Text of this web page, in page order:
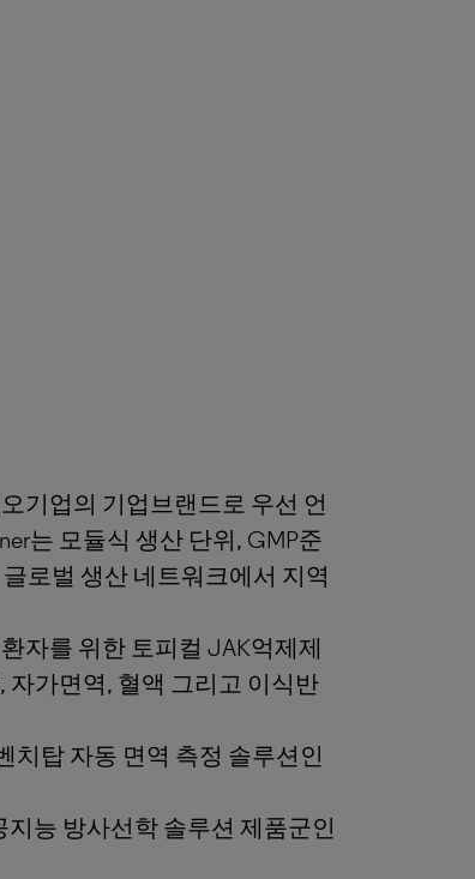
기업의 기업브랜드로 우선 언
는 모듈식 생산 단위, GMP준
로벌 생산 네트워크에서 지역
자를 위한 토피컬 JAK억제제
자가면역, 혈액 그리고 이식반
치탑 자동 면역 측정 솔루션인
능 방사선학 솔루션 제품군인